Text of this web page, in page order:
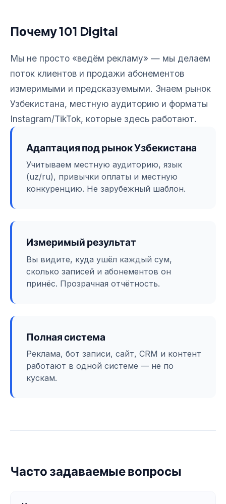
Почему 101 Digital
Мы не просто «ведём рекламу» — мы делаем
поток клиентов и продажи абонементов
измеримыми и предсказуемыми. Знаем рынок
Узбекистана, местную аудиторию и форматы
Instagram/TikTok, которые здесь работают.
Адаптация под рынок Узбекистана
Учитываем местную аудиторию, язык
(uz/ru), привычки оплаты и местную
конкуренцию. Не зарубежный шаблон.
Измеримый результат
Вы видите, куда ушёл каждый сум,
сколько записей и абонементов он
принёс. Прозрачная отчётность.
Полная система
Реклама, бот записи, сайт, CRM и контент
работают в одной системе — не по
кускам.
Часто задаваемые вопросы